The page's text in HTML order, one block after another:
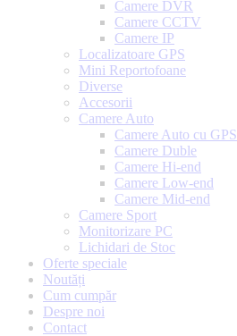
Camere DVR
Camere CCTV
Camere IP
Localizatoare GPS
Mini Reportofoane
Diverse
Accesorii
Camere Auto
Camere Auto cu GPS
Camere Duble
Camere Hi-end
Camere Low-end
Camere Mid-end
Camere Sport
Monitorizare PC
Lichidari de Stoc
Oferte speciale
Noutăți
Cum cumpăr
Despre noi
Contact